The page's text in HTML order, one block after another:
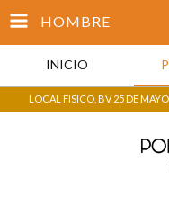
HOMBRE
INICIO
LOCAL FISICO, BV 25 DE